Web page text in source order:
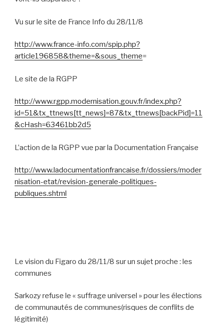
Vu sur le site de France Info du 28/11/8
http://www.france-info.com/spip.php?
article196858&theme=&sous_theme=
Le site de la RGPP
http://www.rgpp.modernisation.gouv.fr/index.php?
id=51&tx_ttnews[tt_news]=87&tx_ttnews[backPid]=11
&cHash=63461bb2d5
L’action de la RGPP vue par la Documentation Française
http://www.ladocumentationfrancaise.fr/dossiers/moder
nisation-etat/revision-generale-politiques-
publiques.shtml
Le vision du Figaro du 28/11/8 sur un sujet proche : les
communes
Sarkozy refuse le « suffrage universel » pour les élections
de communautés de communes(risques de conflits de
légitimité)